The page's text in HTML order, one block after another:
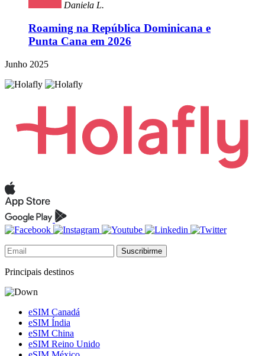
Daniela L.
Roaming na República Dominicana e
Punta Cana em 2026
Junho 2025
Suscribirme
Principais destinos
eSIM Canadá
eSIM Índia
eSIM China
eSIM Reino Unido